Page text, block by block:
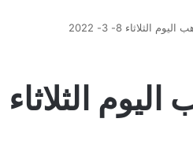
الثلاثاء 8- 3- 2022
الثلاثاء 8- 3- 2022